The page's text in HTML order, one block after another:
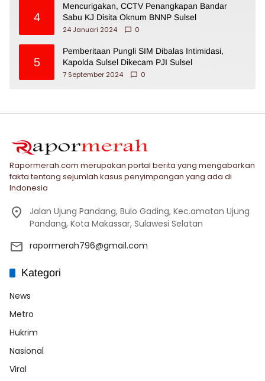
4
Mencurigakan, CCTV Penangkapan Bandar
Sabu KJ Disita Oknum BNNP Sulsel
24 Januari 2024
0
5
Pemberitaan Pungli SIM Dibalas Intimidasi,
Kapolda Sulsel Dikecam PJI Sulsel
7 September 2024
0
Rapormerah.com merupakan portal berita yang mengabarkan
fakta tentang sejumlah kasus penyimpangan yang ada di
Indonesia
Jalan Ujung Pandang, Bulo Gading, Kec.amatan Ujung
Pandang, Kota Makassar, Sulawesi Selatan
rapormerah796@gmail.com
Kategori
News
Metro
Hukrim
Nasional
Viral